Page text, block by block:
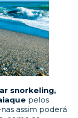
snorkeling,
pelos
assim poderá